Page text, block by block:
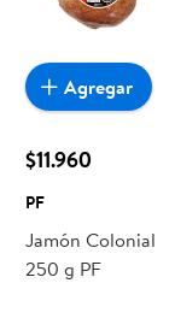
$11.960
PF
Jamón Colonial
250 g PF
Agregar